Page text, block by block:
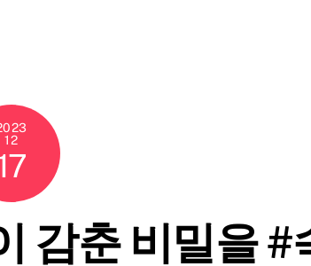
12
감춘 비밀을 #